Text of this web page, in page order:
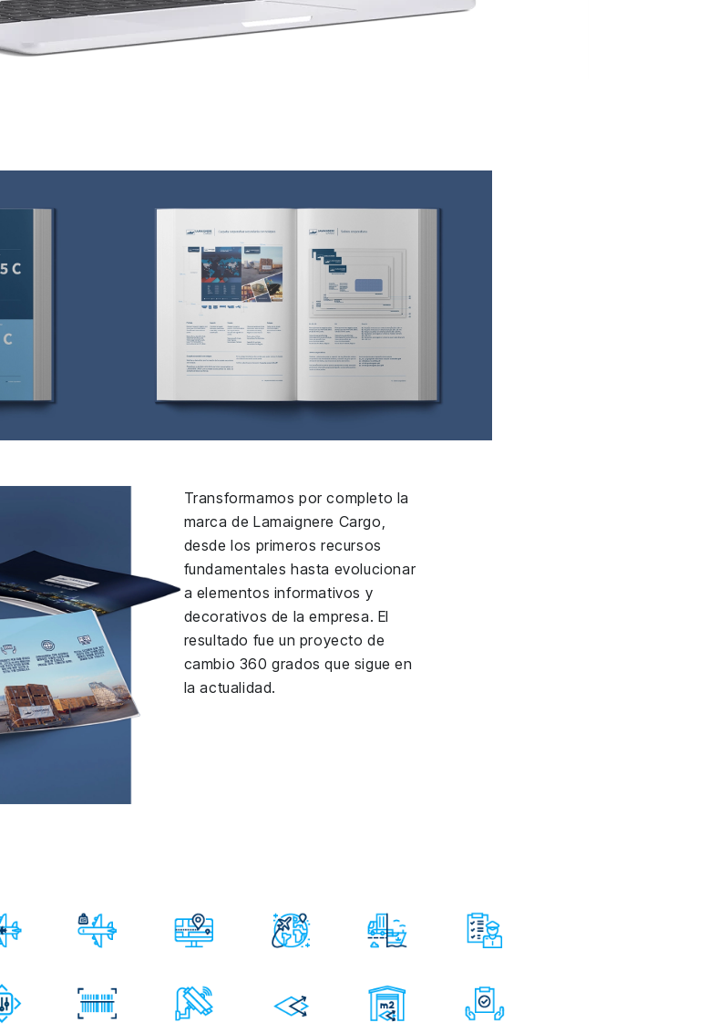
Transformamos por completo la
marca de Lamaignere Cargo,
desde los primeros recursos
fundamentales hasta evolucionar
a elementos informativos y
decorativos de la empresa. El
resultado fue un proyecto de
cambio 360 grados que sigue en
la actualidad.